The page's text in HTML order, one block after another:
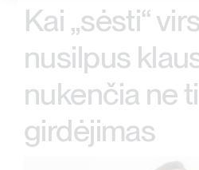
Kai „sėsti“
nusilpus
nukenčia ne
girdėjimas